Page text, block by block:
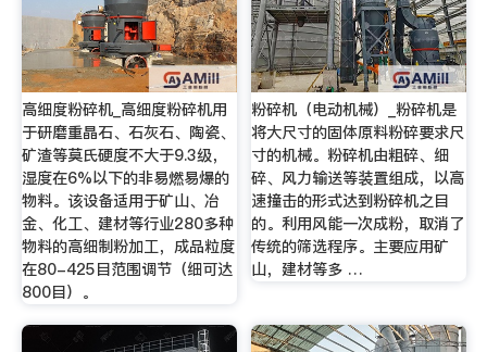
高细度粉碎机_高细度粉碎机用
于研磨重晶石、石灰石、陶瓷、
矿渣等莫氏硬度不大于9.3级，
湿度在6%以下的非易燃易爆的
物料。该设备适用于矿山、冶
金、化工、建材等行业280多种
物料的高细制粉加工，成品粒度
在80-425目范围调节（细可达
800目）。
粉碎机（电动机械）_粉碎机是
将大尺寸的固体原料粉碎要求尺
寸的机械。粉碎机由粗碎、细
碎、风力输送等装置组成，以高
速撞击的形式达到粉碎机之目
的。利用风能一次成粉，取消了
传统的筛选程序。主要应用矿
山，建材等多 …